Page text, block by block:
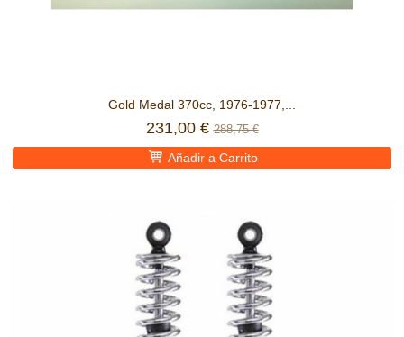
Gold Medal 370cc, 1976-1977,...
231,00 €288,75 €
Añadir a Carrito